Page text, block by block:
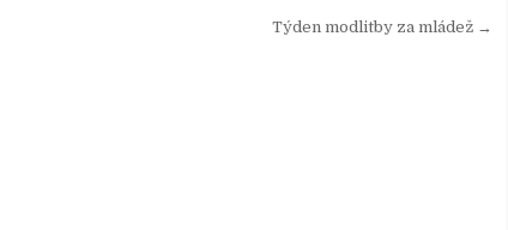
Týden modlitby za mládež →